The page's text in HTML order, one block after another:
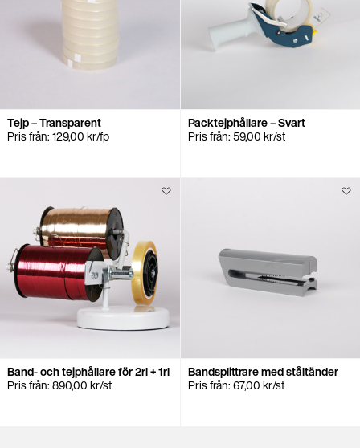
Tejp – Transparent
Pris från:129,00kr/fp
Packtejphållare – Svart
Pris från:59,00kr/st
Band- och tejphållare för 2rl + 1rl
Pris från:890,00kr/st
Bandsplittrare med ståltänder
Pris från:67,00kr/st